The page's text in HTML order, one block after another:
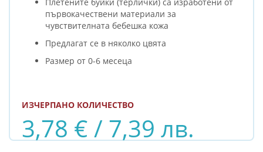
първокачествени материали за
чувствителната бебешка кожа
Предлагат се в няколко цвята
Размер от 0-6 месеца
3,78 € / 7,39 лв.
ИЗЧЕРПАНО КОЛИЧЕСТВО